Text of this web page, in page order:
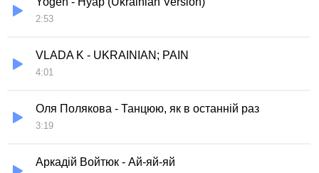
2:53
VLADA K - UKRAINIAN; PAIN
4:01
Оля Полякова - Танцюю, як в останній раз
3:19
Аркадій Войтюк - Ай-яй-яй